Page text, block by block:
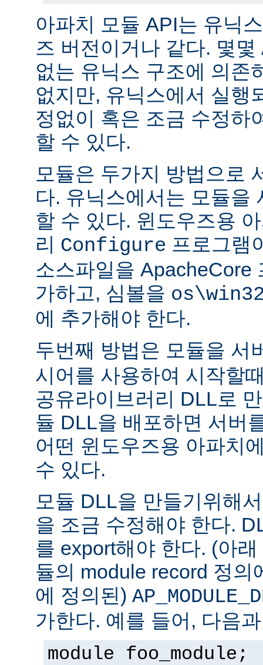
아파치 모듈 API는 유닉
즈 버전이거나 같다. 몇
없는 유닉스 구조에 의존
없지만, 유닉스에서 실행
정없이 혹은 조금 수정하
할 수 있다.
모듈은 두가지 방법으로
다. 유닉스에서는 모듈을
할 수 있다. 윈도우즈용
리 Configure 프로그램
소스파일을 ApacheCore
가하고, 심볼을
에 추가해야 한다.
두번째 방법은 모듈을 서
시어를 사용하여 시작할
공유라이브러리 DLL로
듈 DLL을 배포하면 서버
어떤 윈도우즈용 아파치
수 있다.
모듈 DLL을 만들기위해
을 조금 수정해야 한다.
를 export해야 한다. (아
듈의 module record 정의
에 정의된)
가한다. 예를 들어, 다음
module foo_module;